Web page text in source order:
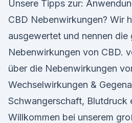
Unsere Tipps zur:
CBD Nebenwirkungen? Wir
ausgewertet und nennen die
Nebenwirkungen von CBD.
über die Nebenwirkungen
Wechselwirkungen &
Schwangerschaft, Blutdruck
Willkommen bei unserem